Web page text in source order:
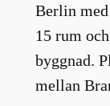
Berlin
15 rum
byggnad.
mellan